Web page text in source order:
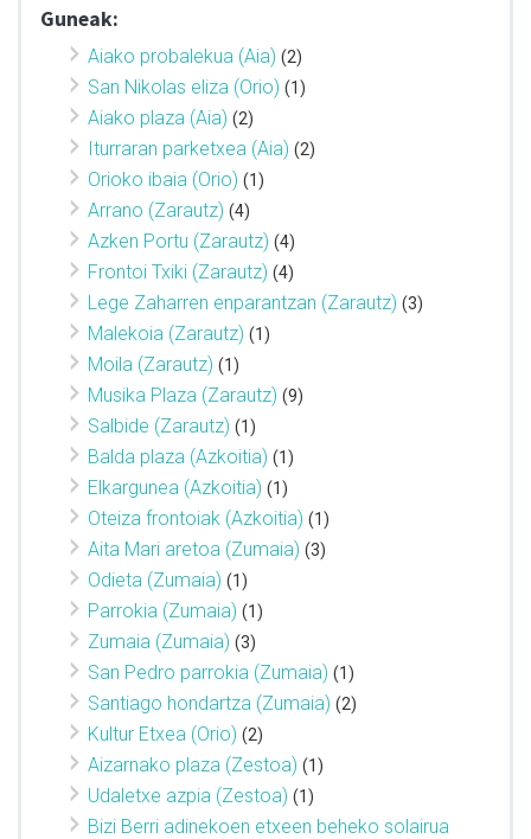
Guneak:
Aiako probalekua (Aia) (2)
San Nikolas eliza (Orio) (1)
Aiako plaza (Aia) (2)
Iturraran parketxea (Aia) (2)
Orioko ibaia (Orio) (1)
Arrano (Zarautz) (4)
Azken Portu (Zarautz) (4)
Frontoi Txiki (Zarautz) (4)
Lege Zaharren enparantzan (Zarautz) (3)
Malekoia (Zarautz) (1)
Moila (Zarautz) (1)
Musika Plaza (Zarautz) (9)
Salbide (Zarautz) (1)
Balda plaza (Azkoitia) (1)
Elkargunea (Azkoitia) (1)
Oteiza frontoiak (Azkoitia) (1)
Aita Mari aretoa (Zumaia) (3)
Odieta (Zumaia) (1)
Parrokia (Zumaia) (1)
Zumaia (Zumaia) (3)
San Pedro parrokia (Zumaia) (1)
Santiago hondartza (Zumaia) (2)
Kultur Etxea (Orio) (2)
Aizarnako plaza (Zestoa) (1)
Udaletxe azpia (Zestoa) (1)
Bizi Berri adinekoen etxeen beheko solairua